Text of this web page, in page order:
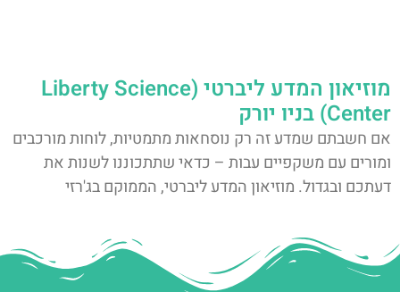
מוזיאון המדע ליברטי (Liberty Science
Center) בניו יורק
אם חשבתם שמדע זה רק נוסחאות מתמטיות, לוחות מורכבים
ומורים עם משקפיים עבות – כדאי שתתכוננו לשנות את
דעתכם ובגדול. מוזיאון המדע ליברטי, הממוקם בג'רזי